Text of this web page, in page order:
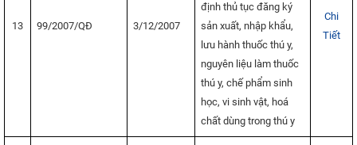
13 99/2007/QĐ 3/12/2007
định thủ tục đăng ký
sản xuất, nhập khẩu,
lưu hành thuốc thú y,
nguyên liệu làm thuốc
thú y, chế phẩm sinh
học, vi sinh vật, hoá
chất dùng trong thú y
Chi
Tiết